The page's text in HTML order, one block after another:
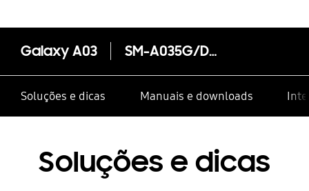
Galaxy A03 SM-A035G/DSN
Soluções e dicas Manuais e downloads
Soluções e dicas